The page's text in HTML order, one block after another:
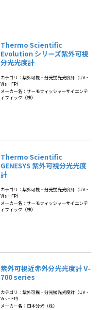
Thermo Scientific
Evolution シリーズ紫外可視
分光光度計
カテゴリ：紫外可視・分光蛍光光度計（UV・
Vis・FP）
メーカー名：サーモフィッシャーサイエンテ
ィフィック（株）
Thermo Scientific
GENESYS 紫外可視分光光度
計
カテゴリ：紫外可視・分光蛍光光度計（UV・
Vis・FP）
メーカー名：サーモフィッシャーサイエンテ
ィフィック（株）
紫外可視近赤外分光光度計 V-
700 series
カテゴリ：紫外可視・分光蛍光光度計（UV・
Vis・FP）
メーカー名：日本分光（株）